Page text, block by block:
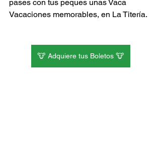
pases con tus peques unas Vaca
Vacaciones memorables, en La Titería.
🐮 Adquiere tus Boletos 🐮